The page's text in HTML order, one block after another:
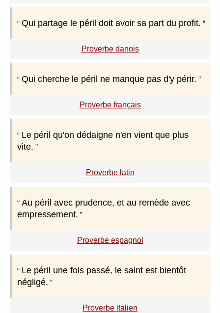
Qui partage le péril doit avoir sa part du profit.
Proverbe danois
Qui cherche le péril ne manque pas d'y périr.
Proverbe français
Le péril qu'on dédaigne n'en vient que plus
vite.
Proverbe latin
Au péril avec prudence, et au remède avec
empressement.
Proverbe espagnol
Le péril une fois passé, le saint est bientôt
négligé.
Proverbe italien